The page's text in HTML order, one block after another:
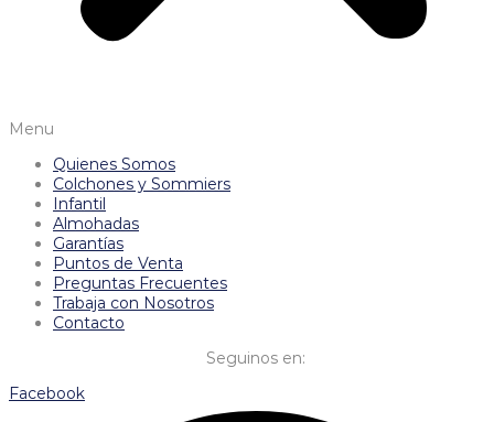
Menu
Quienes Somos
Colchones y Sommiers
Infantil
Almohadas
Garantías
Puntos de Venta
Preguntas Frecuentes
Trabaja con Nosotros
Contacto
Seguinos en:
Facebook